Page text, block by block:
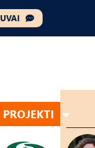
PROJEKTI